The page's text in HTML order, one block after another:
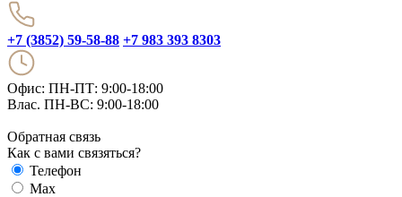
+7 (3852) 59-58-88 +7 983 393 8303
Офис: ПН-ПТ: 9:00-18:00
Влас. ПН-ВС: 9:00-18:00
Обратная связь
Как с вами связяться?
Телефон
Max